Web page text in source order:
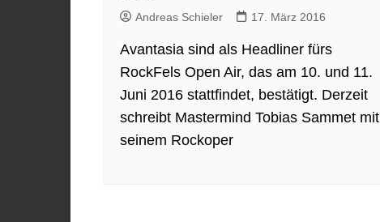
Andreas Schieler 17. März 2016
Avantasia sind als Headliner fürs
RockFels Open Air, das am 10. und 11.
Juni 2016 stattfindet, bestätigt. Derzeit
schreibt Mastermind Tobias Sammet mit
seinem Rockoper